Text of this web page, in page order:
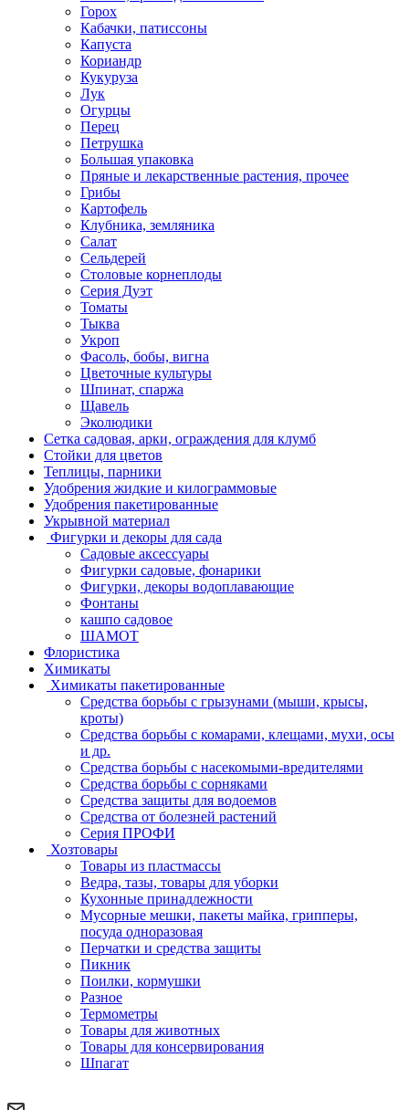
Горох
Кабачки, патиссоны
Капуста
Кориандр
Кукуруза
Лук
Огурцы
Перец
Петрушка
Большая упаковка
Пряные и лекарственные растения, прочее
Грибы
Картофель
Клубника, земляника
Салат
Сельдерей
Столовые корнеплоды
Серия Дуэт
Томаты
Тыква
Укроп
Фасоль, бобы, вигна
Цветочные культуры
Шпинат, спаржа
Щавель
Эколюдики
Сетка садовая, арки, ограждения для клумб
Стойки для цветов
Теплицы, парники
Удобрения жидкие и килограммовые
Удобрения пакетированные
Укрывной материал
Фигурки и декоры для сада
Садовые аксессуары
Фигурки садовые, фонарики
Фигурки, декоры водоплавающие
Фонтаны
кашпо садовое
ШАМОТ
Флористика
Химикаты
Химикаты пакетированные
Средства борьбы с грызунами (мыши, крысы,
кроты)
Средства борьбы с комарами, клещами, мухи, осы
и др.
Средства борьбы с насекомыми-вредителями
Средства борьбы с сорняками
Средства защиты для водоемов
Средства от болезней растений
Серия ПРОФИ
Хозтовары
Товары из пластмассы
Ведра, тазы, товары для уборки
Кухонные принадлежности
Мусорные мешки, пакеты майка, грипперы,
посуда одноразовая
Перчатки и средства защиты
Пикник
Поилки, кормушки
Разное
Термометры
Товары для животных
Товары для консервирования
Шпагат